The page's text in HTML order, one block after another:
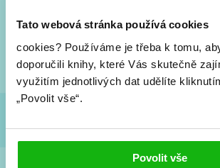
Tato webová stránka používá cookies
cookies? Používáme je třeba k tomu,
doporučili knihy, které Vás skutečně
využitím jednotlivých dat udělíte
„Povolit vše“.
Povolit vše
Nové knihy, co se chystá, kvízy,